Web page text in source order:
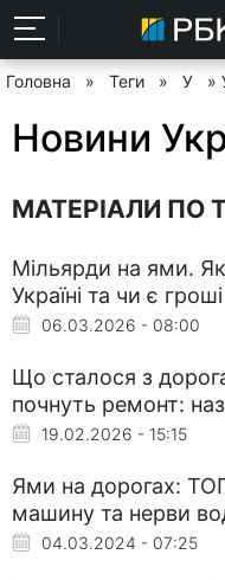
Головна » Теги » У »
Новини
МАТЕРІАЛИ ПО
Мільярди на ями.
Україні та чи є
06.03.2026 - 08:00
Що сталося з
почнуть ремонт:
19.02.2026 - 15:15
Ями на дорогах:
машину та нерви
04.03.2024 - 07:25